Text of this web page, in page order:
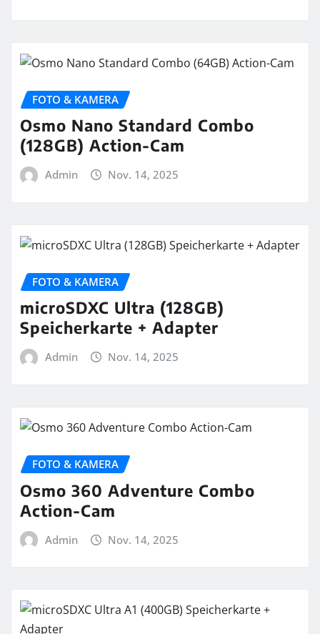
FOTO & KAMERA
Osmo Nano Standard Combo
(128GB) Action-Cam
Admin Nov. 14, 2025
FOTO & KAMERA
microSDXC Ultra (128GB)
Speicherkarte + Adapter
Admin Nov. 14, 2025
FOTO & KAMERA
Osmo 360 Adventure Combo
Action-Cam
Admin Nov. 14, 2025